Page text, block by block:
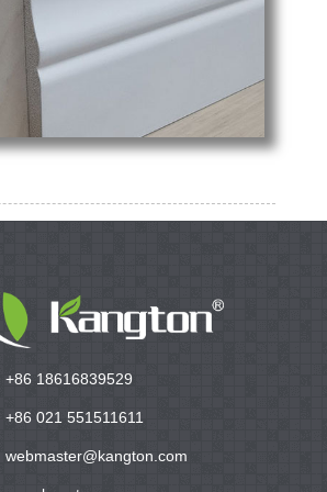
+86 18616839529
+86 021 551511611
webmaster@kangton.com